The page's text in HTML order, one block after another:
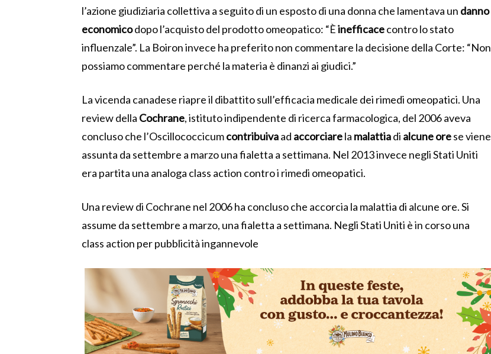
l’azione giudiziaria collettiva a seguito di un esposto di una donna che lamentava un danno
economicodopo l’acquisto del prodotto omeopatico: “Èinefficacecontro lo stato
influenzale”. La Boiron invece ha preferito non commentare la decisione della Corte: “Non
possiamo commentare perché la materia è dinanzi ai giudici.”
La vicenda canadese riapre il dibattito sull’efficacia medicale dei rimedi omeopatici. Una
review della Cochrane, istituto indipendente di ricerca farmacologica, del 2006 aveva
concluso che l’Oscillococcicumcontribuivaad accorciarela malattiadi alcune orese viene
assunta da settembre a marzo una fialetta a settimana. Nel 2013 invece negli Stati Uniti
era partita una analoga class action contro i rimedi omeopatici.
Una review di Cochrane nel 2006 ha concluso che accorcia la malattia di alcune ore. Si
assume da settembre a marzo, una fialetta a settimana. Negli Stati Uniti è in corso una
class action per pubblicità ingannevole